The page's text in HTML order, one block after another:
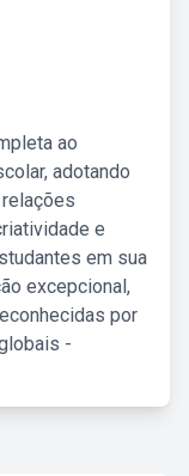
ao
adotando
e
em sua
excepcional,
por
-